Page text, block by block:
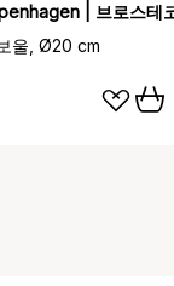
| 브로스테
울, Ø20 cm